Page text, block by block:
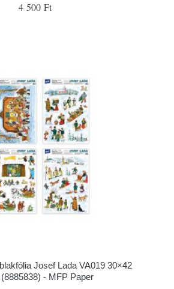
4 500 Ft
Josef Lada VA019 30×42
- MFP Paper